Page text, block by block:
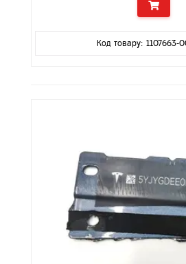
Код товару: 1107663-